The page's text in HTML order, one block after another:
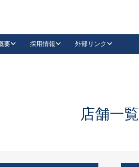
抗ウイルス・抗菌製品
要 採用情報 外部リンク
LinkedIn店舗一覧